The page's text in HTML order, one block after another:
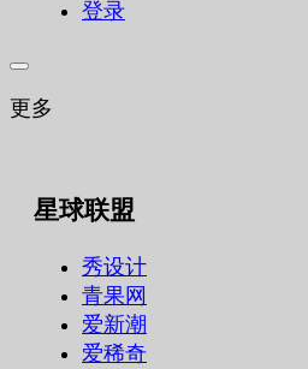
登录
更多
星球联盟
秀设计
青果网
爱新潮
爱稀奇